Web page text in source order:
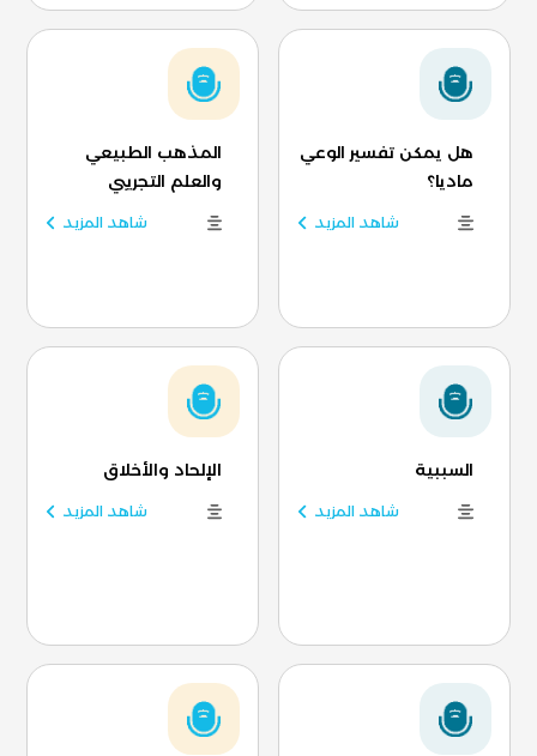
هل يمكن تفسير الوعي
ماديا؟
شاهد المزيد
المذهب الطبيعي
والعلم التجريبي
شاهد المزيد
السببية
شاهد المزيد
الإلحاد والأخلاق
شاهد المزيد